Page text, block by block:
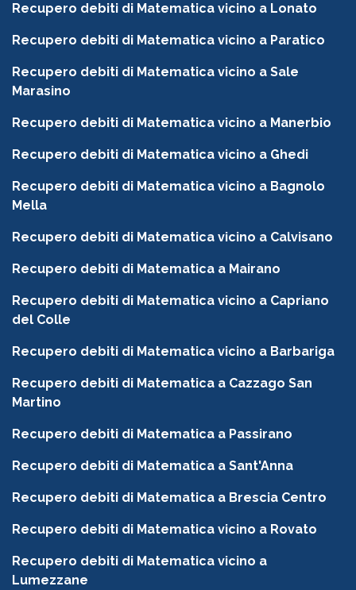
Recupero debiti di Matematica vicino a Lonato
Recupero debiti di Matematica vicino a Paratico
Recupero debiti di Matematica vicino a Sale
Marasino
Recupero debiti di Matematica vicino a Manerbio
Recupero debiti di Matematica vicino a Ghedi
Recupero debiti di Matematica vicino a Bagnolo
Mella
Recupero debiti di Matematica vicino a Calvisano
Recupero debiti di Matematica a Mairano
Recupero debiti di Matematica vicino a Capriano
del Colle
Recupero debiti di Matematica vicino a Barbariga
Recupero debiti di Matematica a Cazzago San
Martino
Recupero debiti di Matematica a Passirano
Recupero debiti di Matematica a Sant'Anna
Recupero debiti di Matematica a Brescia Centro
Recupero debiti di Matematica vicino a Rovato
Recupero debiti di Matematica vicino a
Lumezzane